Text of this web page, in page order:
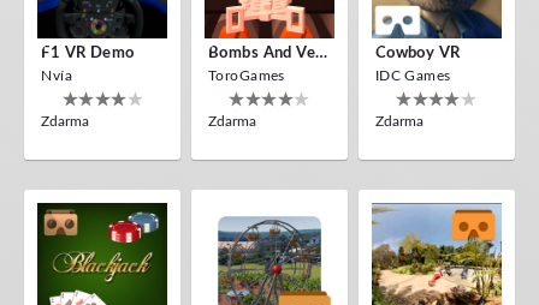
F1 VR Demo
Nvía
Zdarma
Bombs And Veggies
ToroGames
Zdarma
Cowboy VR
IDC Games
Zdarma